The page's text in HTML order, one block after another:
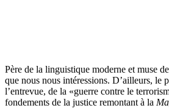
Père de la linguistique moderne et muse
que nous nous intéressions. D’ailleurs, le
l’entrevue, de la «guerre contre le
fondements de la justice remontant à la